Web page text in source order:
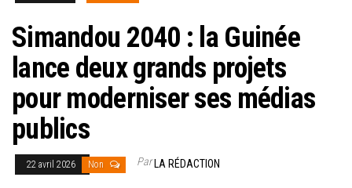
Simandou 2040 : la Guinée
lance deux grands projets
pour moderniser ses médias
publics
22 avril 2026 Non ParLA RÉDACTION